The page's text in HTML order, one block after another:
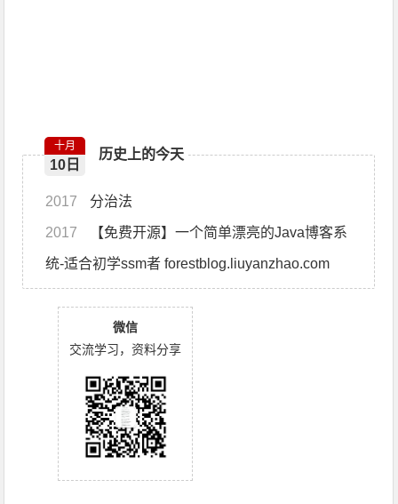
历史上的今天
十月
10日
2017 分治法
2017
统-适合初学ssm者 forestblog.liuyanzhao.com
微信
交流学习，资料分享